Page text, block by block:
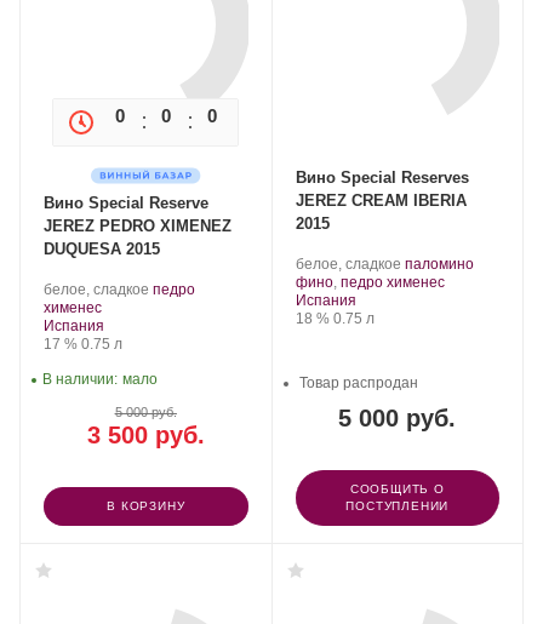
0 0 0
Вино Special Reserve
JEREZ PEDRO XIMENEZ
DUQUESA 2015
Производитель:
Sanchez
Romate.
белое, сладкое .педро
хименес.
Регион:
Испания
Крепость
17 %. Объем
0.75 л
3 500 руб.
5 000 руб.
В наличии: мало
В КОРЗИНУ
Вино Special Reserves
JEREZ CREAM IBERIA
2015
Производитель:
Sanchez
Romate.
белое, сладкое .
Сорт
паломино
фино, педро хименес.
Регион:
Испания
Крепость
18 %. Объем
0.75 л
5 000 руб.
Товар распродан
СООБЩИТЬ О
ПОСТУПЛЕНИИ